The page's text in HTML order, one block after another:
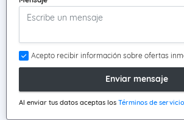
Acepto recibir información sobre ofertas
Enviar mensaje
Al enviar tus datos aceptas los Términos de